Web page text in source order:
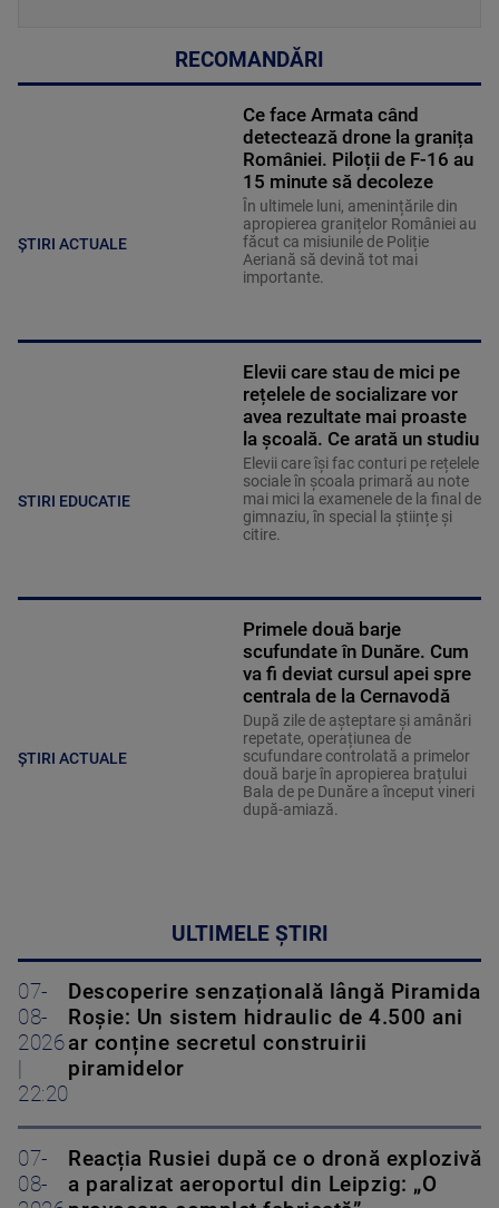
RECOMANDĂRI
ȘTIRI ACTUALE
Ce face Armata când
detectează drone la granița
României. Piloții de F-16 au
15 minute să decoleze
În ultimele luni, amenințările din
apropierea granițelor României au
făcut ca misiunile de Poliție
Aeriană să devină tot mai
importante.
STIRI EDUCATIE
Elevii care stau de mici pe
rețelele de socializare vor
avea rezultate mai proaste
la școală. Ce arată un studiu
Elevii care îşi fac conturi pe rețelele
sociale în școala primară au note
mai mici la examenele de la final de
gimnaziu, în special la științe și
citire.
ȘTIRI ACTUALE
Primele două barje
scufundate în Dunăre. Cum
va fi deviat cursul apei spre
centrala de la Cernavodă
După zile de așteptare și amânări
repetate, operațiunea de
scufundare controlată a primelor
două barje în apropierea brațului
Bala de pe Dunăre a început vineri
după-amiază.
ULTIMELE ȘTIRI
07-
08-
2026
22:20
Descoperire senzațională lângă Piramida
Roșie: Un sistem hidraulic de 4.500 ani
ar conține secretul construirii
piramidelor
07-
08-
Reacția Rusiei după ce o dronă explozivă
a paralizat aeroportul din Leipzig: „O